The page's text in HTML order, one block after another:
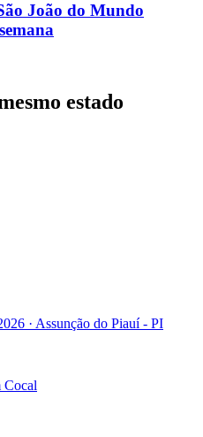
João do Mundo
estado
· Assunção do Piauí - PI
Cocal